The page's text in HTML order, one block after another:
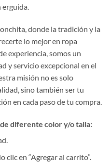
erguida.
donde la tradición y la
lo mejor en ropa
experiencia, somos un
y servicio excepcional en el
misión no es solo
sino también ser tu
en cada paso de tu compra.
diferente color y/o talla:
clic en “Agregar al carrito”.